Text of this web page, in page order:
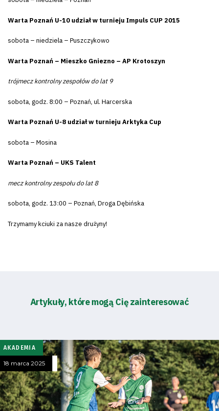
Warta Poznań U-10 udział w turnieju Impuls CUP 2015
sobota – niedziela – Puszczykowo
Warta Poznań – Mieszko Gniezno – AP Krotoszyn
trójmecz kontrolny zespołów do lat 9
sobota, godz. 8:00 – Poznań, ul. Harcerska
Warta Poznań U-8 udział w turnieju Arktyka Cup
sobota – Mosina
Warta Poznań – UKS Talent
mecz kontrolny zespołu do lat 8
sobota, godz. 13:00 – Poznań, Droga Dębińska
Trzymamy kciuki za nasze drużyny!
Artykuły, które mogą Cię zainteresować
AKADEMIA
18 marca 2025